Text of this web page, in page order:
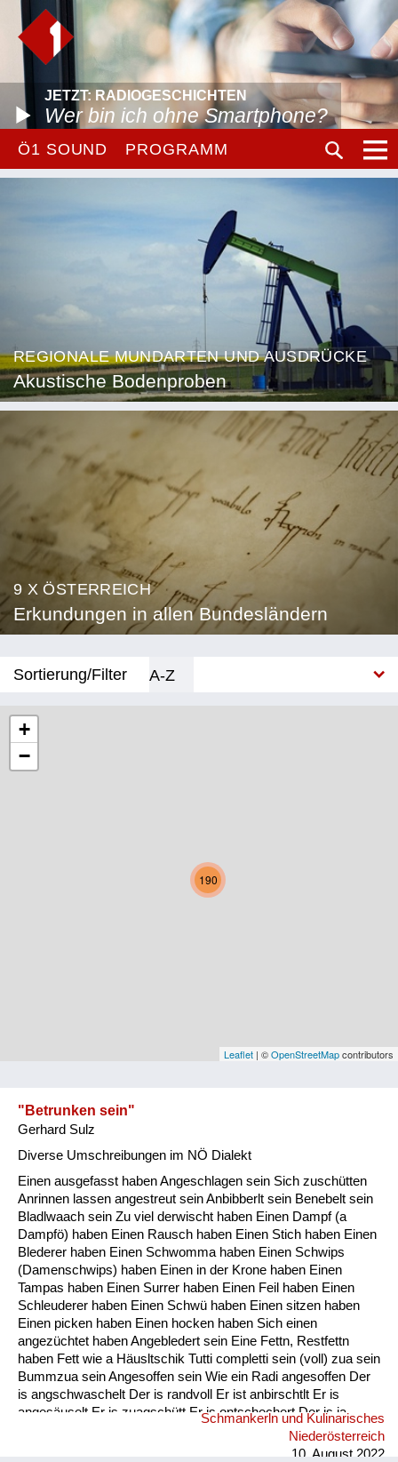
JETZT: RADIOGESCHICHTEN
Wer bin ich ohne Smartphone?
Ö1 SOUND PROGRAMM
REGIONALE MUNDARTEN UND AUSDRÜCKE
Akustische Bodenproben
9 X ÖSTERREICH
Erkundungen in allen Bundesländern
Sortierung/Filter
A-Z
Niederösterreich
Oberösterreich
Vorarlberg
Natur und Landwirtschaft
Fluchen und Reden
Mensch, Tier und Alltag
Schmankerln und
Kulinarisches
190
+
−
Leaflet | ©OpenStreetMapcontributors
"Betrunken sein"
Gerhard Sulz
Diverse Umschreibungen im NÖ Dialekt
Einen ausgefasst haben Angeschlagen sein Sich zuschütten
Anrinnen lassen angestreut sein Anbibberlt sein Benebelt sein
Bladlwaach sein Zu viel derwischt haben Einen Dampf (a
Dampfö) haben Einen Rausch haben Einen Stich haben Einen
Blederer haben Einen Schwomma haben Einen Schwips
(Damenschwips) haben Einen in der Krone haben Einen
Tampas haben Einen Surrer haben Einen Feil haben Einen
Schleuderer haben Einen Schwü haben Einen sitzen haben
Einen picken haben Einen hocken haben Sich einen
angezüchtet haben Angebledert sein Eine Fettn, Restfettn
haben Fett wie a Häusltschik Tutti completti sein (voll) zua sein
Bummzua sein Angesoffen sein Wie ein Radi angesoffen Der
is angschwaschelt Der is randvoll Er ist anbirschtlt Er is
angesäuselt Er is zuagschütt Er is ontschechert Der is ja
schon gaunz steif Der is steif (steifer Blick) Fett wie ein
Radierer Blunzenfett sein Angefüllt sein abgefüllt sein
Schmankerln und Kulinarisches
Niederösterreich
10. August 2022